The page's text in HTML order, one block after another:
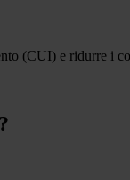
(CUI) e ridurre i